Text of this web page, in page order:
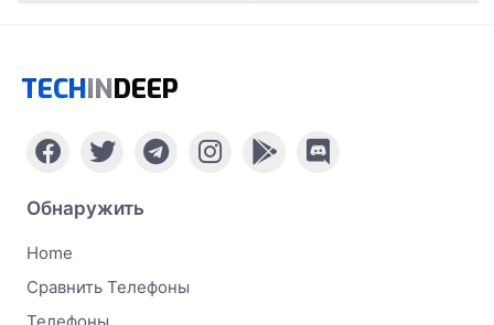
TECHINDEEP
Обнаружить
Home
Сравнить Телефоны